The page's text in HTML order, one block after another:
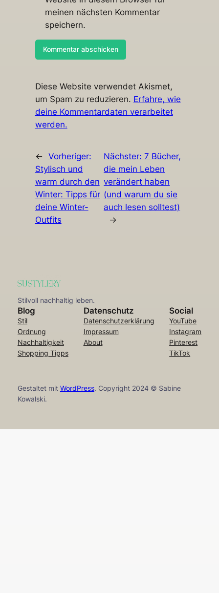
meinen nächsten Kommentar
speichern.
Diese Website verwendet Akismet,
um Spam zu reduzieren. Erfahre, wie
deine Kommentardaten verarbeitet
werden.
←
Vorheriger:
Stylisch und
warm durch den
Winter: Tipps für
deine Winter-
Outfits
Nächster:7 Bücher,
die mein Leben
verändert haben
(und warum du sie
auch lesen solltest)
→
Stilvoll nachhaltig leben.
Blog
Stil
Ordnung
Nachhaltigkeit
Shopping Tipps
Datenschutz
Datenschutzerklärung
Impressum
About
Social
YouTube
Instagram
Pinterest
TikTok
Gestaltet mit WordPress. Copyright 2024 © Sabine
Kowalski.